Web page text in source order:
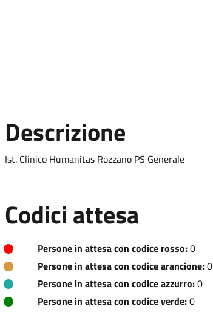
Descrizione
Ist. Clinico Humanitas Rozzano PS Generale
Codici attesa
Persone in attesa con codice rosso:0
Persone in attesa con codice arancione:0
Persone in attesa con codice azzurro:0
Persone in attesa con codice verde:0